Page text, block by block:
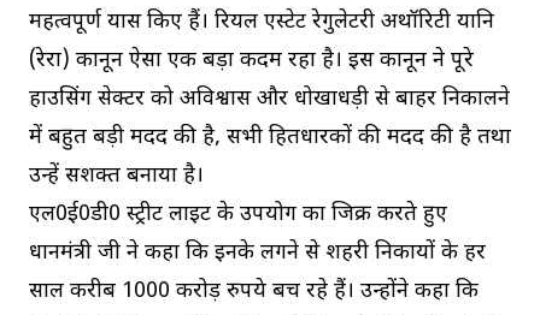
महत्वपूर्ण प्रयास किए हैं। रियल एस्टेट रेगुलेटरी अथॉरिटी यानि
(रेरा) कानून ऐसा एक बड़ा कदम रहा है। इस कानून ने पूरे
हाउसिंग सेक्टर को अविश्वास और धोखाधड़ी से बाहर निकालने
में बहुत बड़ी मदद की है, सभी हितधारकों की मदद की है तथा
उन्हें सशक्त बनाया है।
एल0ई0डी0 स्ट्रीट लाइट के उपयोग का जिक्र करते हुए
प्रधानमंत्री जी ने कहा कि इनके लगने से शहरी निकायों के हर
साल करीब 1000 करोड़ रुपये बच रहे हैं। उन्होंने कहा कि